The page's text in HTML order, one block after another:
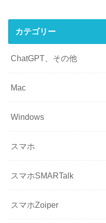
カテゴリー
ChatGPT、その他
Mac
Windows
スマホ
スマホSMARTalk
スマホZoiper